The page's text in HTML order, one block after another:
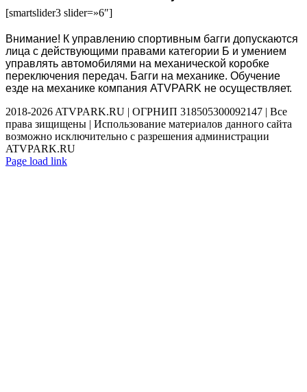
[smartslider3 slider=»6″]
Внимание! К управлению спортивным багги допускаются
лица с действующими правами категории Б и умением
управлять автомобилями на механической коробке
переключения передач. Багги на механике. Обучение
езде на механике компания ATVPARK не осуществляет.
2018-2026 ATVPARK.RU | ОГРНИП 318505300092147 | Все
права зищищены | Использование материалов данного сайта
возможно исключительно с разрешения администрации
ATVPARK.RU
Vk
Instagram
Telegram
Page load link